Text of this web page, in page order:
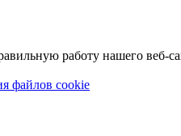
работу нашего веб-
файлов cookie